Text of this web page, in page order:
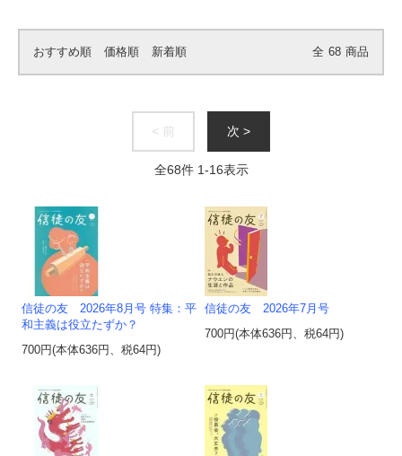
おすすめ順 価格順 新着順 全 68 商品
< 前 次 >
全68件 1-16表示
信徒の友 2026年8月号 特集：平
和主義は役立たずか？
700円(本体636円、税64円)
信徒の友 2026年7月号
700円(本体636円、税64円)